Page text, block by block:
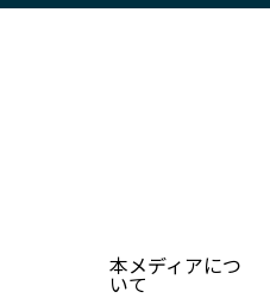
本メディアにつ
いて